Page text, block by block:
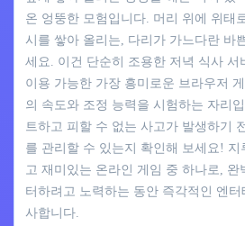
온 엉뚱한 모험입니다. 머리 위에 위태
시를 쌓아 올리는, 다리가 가느다란 바
세요. 이건 단순히 조용한 저녁 식사 서
이용 가능한 가장 흥미로운 브라우저
의 속도와 조정 능력을 시험하는 자리
트하고 피할 수 없는 사고가 발생하기
를 관리할 수 있는지 확인해 보세요!
고 재미있는 온라인 게임 중 하나로, 완
터하려고 노력하는 동안 즉각적인 엔
사합니다.